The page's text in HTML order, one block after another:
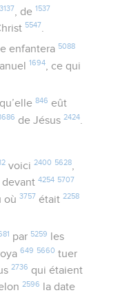
3137 , de 1537
5547.
enfantera 5088
1694 , ce qui
846 eût
de Jésus2424
voici 2400 5628,
devant4254 5707
où3757 était2258
par 5259
les
649 5660 tuer
2736 qui étaient
2596 la date